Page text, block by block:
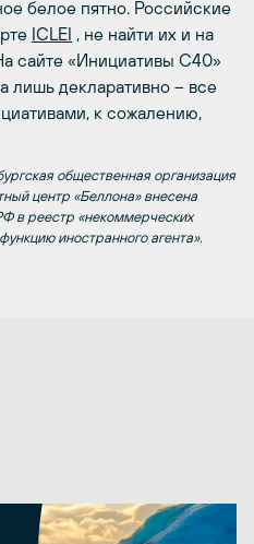
белое пятно. Российские
ICLEI , не найти их и на
сайте «Инициативы С40»
лишь декларативно – все
к сожалению,
общественная организация
центр «Беллона» внесена
в реестр «некоммерческих
иностранного агента».